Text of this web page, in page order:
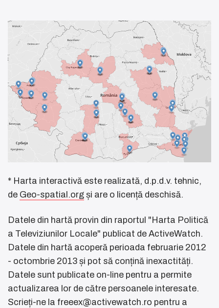
* Harta interactivă este realizată, d.p.d.v. tehnic,
de Geo-spatial.org și are o licență deschisă.
Datele din hartă provin din raportul "Harta Politică
a Televiziunilor Locale" publicat de ActiveWatch.
Datele din hartă acoperă perioada februarie 2012
- octombrie 2013 și pot să conțină inexactități.
Datele sunt publicate on-line pentru a permite
actualizarea lor de către persoanele interesate.
Scrieți-ne la freeex@activewatch.ro pentru a